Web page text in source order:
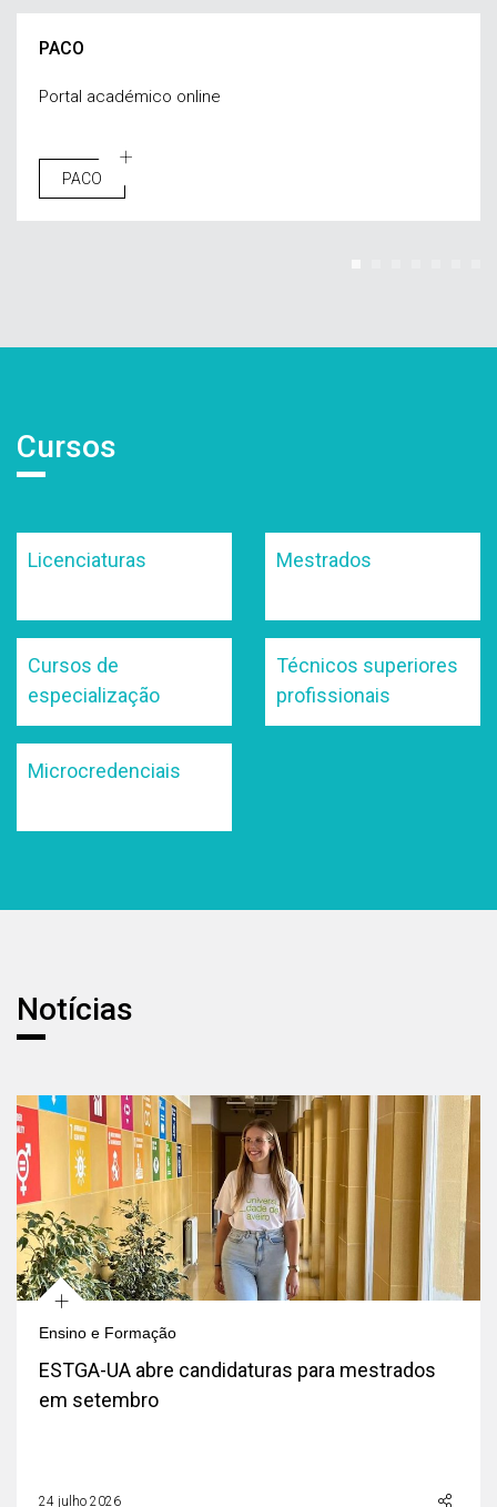
PACO
Portal académico online
PACO
Cursos
Licenciaturas Mestrados
Cursos de
especialização
Técnicos superiores
profissionais
Microcredenciais
Notícias
Notícias
+
Ensino e Formação
ESTGA-UA abre candidaturas para mestrados
em setembro
24 julho 2026